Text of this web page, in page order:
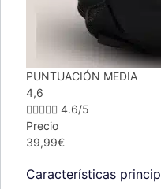
PUNTUACIÓN MEDIA
4,6
 4.6/5
Precio
39,99€
Características